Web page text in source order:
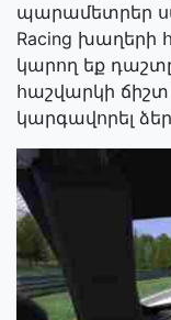
պարամետրեր
Racing խաղերի
կարող եք
հաշվարկի ճիշտ
կարգավորել